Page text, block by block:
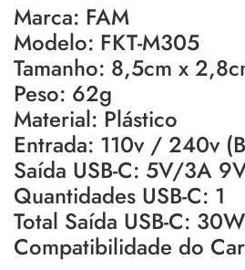
Marca: FAM
Modelo: FKT-M305
Tamanho: 8,5cm x
Peso: 62g
Material: Plástico
Entrada: 110v / 240v
Saída USB-C: 5V/3A
Quantidades USB-C: 1
Total Saída USB-C: 30W
Compatibilidade do